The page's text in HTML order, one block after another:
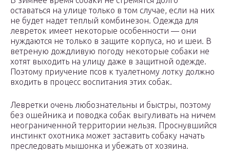
оставаться на улице только в том случае, если на них
не будет надет теплый комбинезон. Одежда для
левреток имеет некоторые особенности — они
нуждаются не только в защите корпуса, но и шеи. В
ветреную дождливую погоду некоторые собаки не
хотят выходить на улицу даже в защитной одежде.
Поэтому приучение псов к туалетному лотку должно
входить в процесс воспитания этих собак.
Левретки очень любознательны и быстры, поэтому
без ошейника и поводка собак выгуливать на ничем
неограниченной территории нельзя. Проснувшийся
инстинкт охотника может заставить собаку начать
преследовать мышонка и убежать от хозяина.